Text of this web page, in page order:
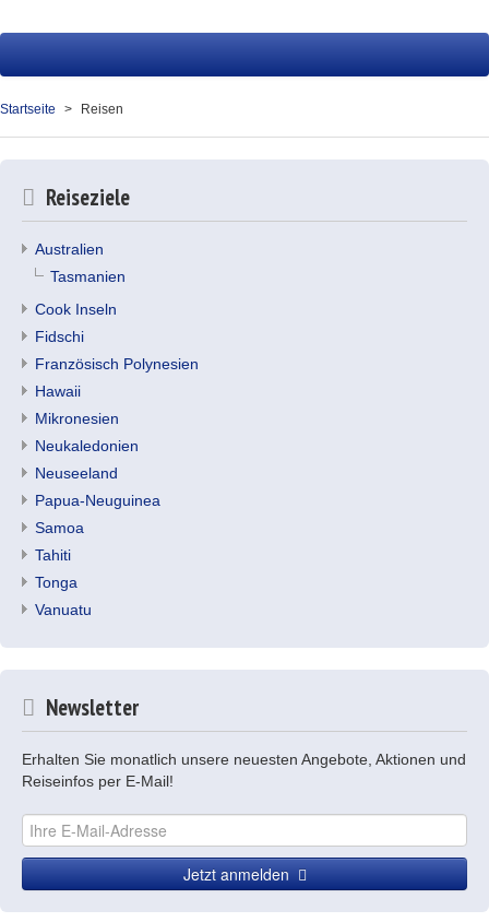
Service
Kontakt
Startseite Reisen
Reiseziele
Australien
Tasmanien
Cook Inseln
Fidschi
Französisch Polynesien
Hawaii
Mikronesien
Neukaledonien
Neuseeland
Papua-Neuguinea
Samoa
Tahiti
Tonga
Vanuatu
Newsletter
Erhalten Sie monatlich unsere neuesten Angebote, Aktionen und
Reiseinfos per E-Mail!
Jetzt anmelden